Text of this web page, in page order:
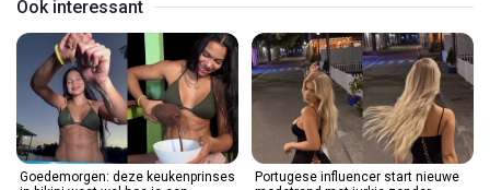
Ook interessant
Goedemorgen: deze keukenprinses
Portugese influencer start nieuwe